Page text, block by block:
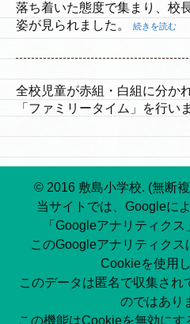
落ち着いた態度で集まり、校
姿が見られました。
続きを読む
全校児童が赤組・白組に分か
「ファミリータイム」を行い
© 2016 敷島小学校. (無断
当サイトでは、Googleに
「Googleアナリティクス
このGoogleアナリティク
Cookieを使用
このデータは匿名で収集され
のではあり
この機能はCookieを無効にす